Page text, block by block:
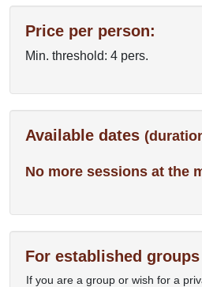
Price per person:
Min. threshold: 4 pers.
Available dates
No more sessions at the
For established groups
If you are a group or wish for a